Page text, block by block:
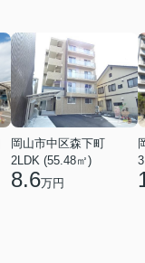
岡山市中区森下町
2LDK (55.48㎡)
8.6万円